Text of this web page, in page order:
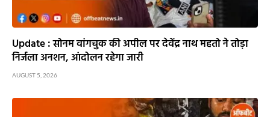
Update : सोनम वांगचुक की अपील पर देवेंद्र नाथ महतो ने तोड़ा
निर्जला अनशन, आंदोलन रहेगा जारी
AUGUST 5, 2026